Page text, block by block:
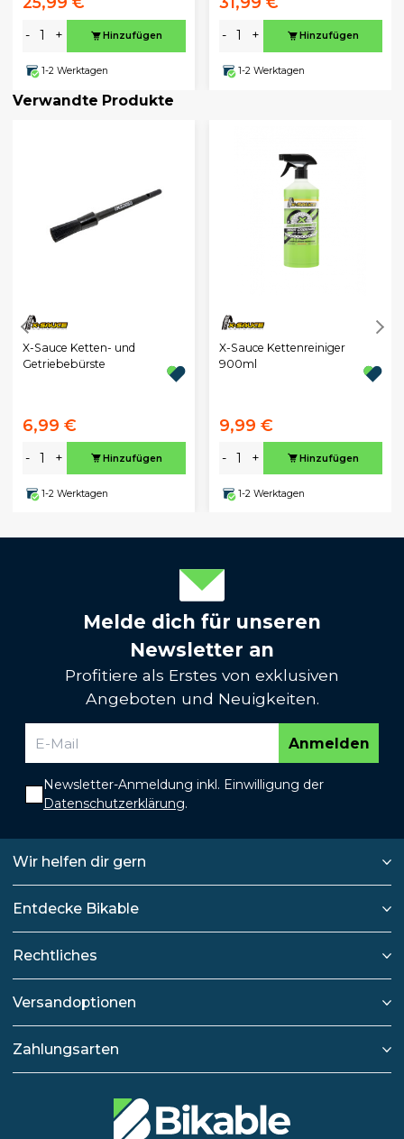
- + Hinzufügen
1-2 Werktagen
- + Hinzufügen
1-2 Werktagen
Verwandte Produkte
X-Sauce Ketten- und
Getriebebürste
6,99 €
- + Hinzufügen
1-2 Werktagen
X-Sauce Kettenreiniger
900ml
9,99 €
- + Hinzufügen
1-2 Werktagen
Melde dich für unseren
Newsletter an
Profitiere als Erstes von exklusiven
Angeboten und Neuigkeiten.
Anmelden
Newsletter-Anmeldung inkl. Einwilligung der
Datenschutzerklärung.
Wir helfen dir gern
Entdecke Bikable
Rechtliches
Versandoptionen
Zahlungsarten